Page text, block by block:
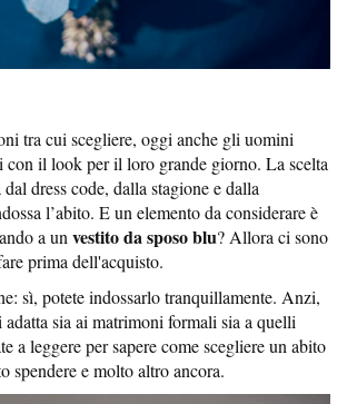
tra cui scegliere, oggi anche gli uomini
con il look per il loro grande giorno. La scelta
dress code, dalla stagione e dalla
l’abito. E un elemento da considerare è
a un vestito da sposo blu? Allora ci sono
prima dell'acquisto.
sì, potete indossarlo tranquillamente. Anzi,
sia ai matrimoni formali sia a quelli
a leggere per sapere come scegliere un abito
spendere e molto altro ancora.